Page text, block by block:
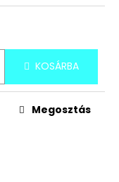
KOSÁRBA
Megosztás